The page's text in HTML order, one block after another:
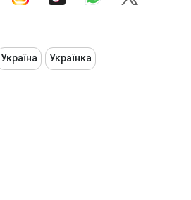
Україна Українка